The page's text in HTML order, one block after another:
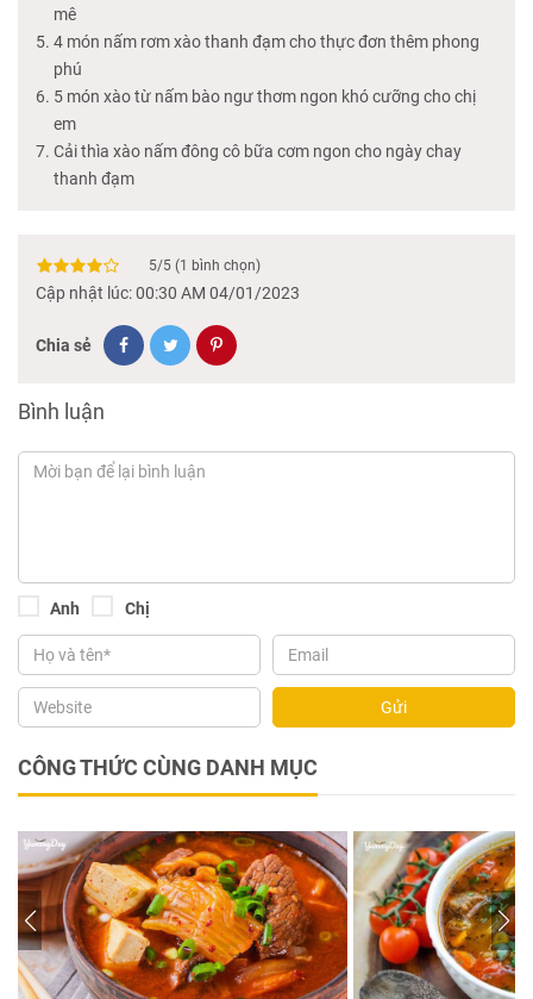
mê
4 món nấm rơm xào thanh đạm cho thực đơn thêm phong
phú
5 món xào từ nấm bào ngư thơm ngon khó cưỡng cho chị
em
Cải thìa xào nấm đông cô bữa cơm ngon cho ngày chay
thanh đạm
5/5 (1 bình chọn)
Cập nhật lúc: 00:30 AM 04/01/2023
Chia sẻ
Bình luận
Anh Chị
Gửi
CÔNG THỨC CÙNG DANH MỤC